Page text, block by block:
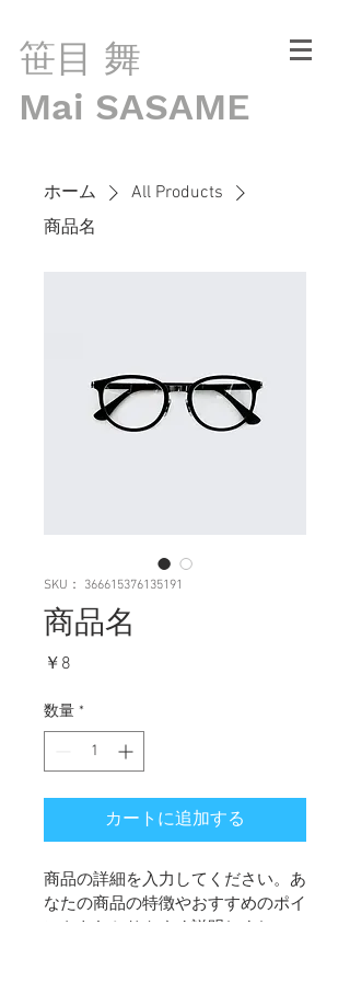
笹目 舞
Mai SASAME
ホーム
All Products
商品名
SKU： 366615376135191
商品名
￥8
数量 *
カートに追加する
商品の詳細を入力してください。あ
なたの商品の特徴やおすすめのポイ
ントをわかりやすく説明しましょ